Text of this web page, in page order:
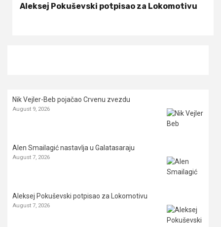
Aleksej Pokuševski potpisao za Lokomotivu
Nik Vejler-Beb pojačao Crvenu zvezdu
August 9, 2026
Alen Smailagić nastavlja u Galatasaraju
August 7, 2026
Aleksej Pokuševski potpisao za Lokomotivu
August 7, 2026